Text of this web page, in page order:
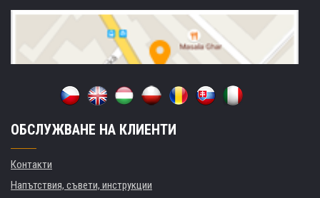
ОБСЛУЖВАНЕ НА КЛИЕНТИ
Контакти
Напътствия, съвети, инструкции